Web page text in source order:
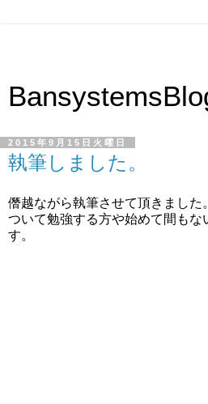
2015年9月15日火曜日
執筆しました。
僭越ながら執筆させて頂きました
ついて勉強する方や始めて間もな
す。